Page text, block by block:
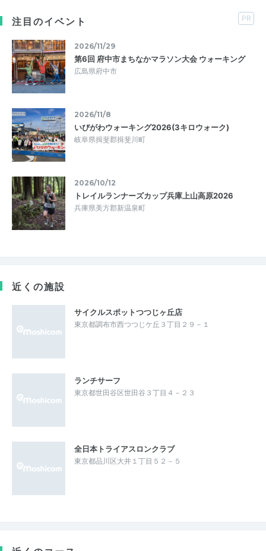
注目のイベント PR
2026/11/29
第6回 府中市まちなかマラソン大会 ウォーキング
広島県府中市
2026/11/8
いびがわウォーキング2026(3キロウォーク)
岐阜県揖斐郡揖斐川町
2026/10/12
トレイルランナーズカップ兵庫上山高原2026
兵庫県美方郡新温泉町
近くの施設
サイクルスポットつつじヶ丘店
東京都調布市西つつじケ丘３丁目２９－１
ランチサーフ
東京都世田谷区世田谷３丁目４－２３
全日本トライアスロンクラブ
東京都品川区大井１丁目５２－５